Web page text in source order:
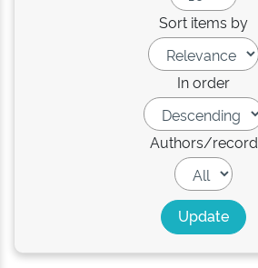
Sort items by
In order
Authors/record